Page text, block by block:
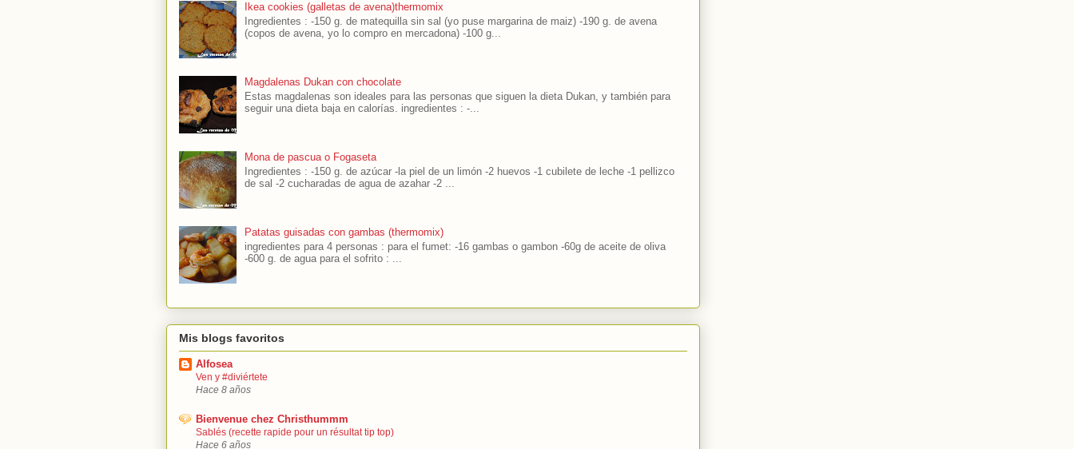
Ikea cookies (galletas de avena)thermomix
Ingredientes : -150 g. de matequilla sin sal (yo puse margarina de maiz) -190 g. de avena
(copos de avena, yo lo compro en mercadona) -100 g...
Magdalenas Dukan con chocolate
Estas magdalenas son ideales para las personas que siguen la dieta Dukan, y también para
seguir una dieta baja en calorías. ingredientes : -...
Mona de pascua o Fogaseta
Ingredientes : -150 g. de azúcar -la piel de un limón -2 huevos -1 cubilete de leche -1 pellizco
de sal -2 cucharadas de agua de azahar -2 ...
Patatas guisadas con gambas (thermomix)
ingredientes para 4 personas : para el fumet: -16 gambas o gambon -60g de aceite de oliva
-600 g. de agua para el sofrito : ...
Mis blogs favoritos
Alfosea
Ven y #diviértete
Hace 8 años
Bienvenue chez Christhummm
Sablés (recette rapide pour un résultat tip top)
Hace 6 años